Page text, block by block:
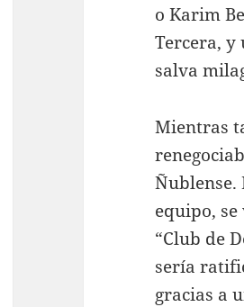
o Karim
Tercera, y
salva
Mientras
Ñublense.
equipo,
“Club de
sería
gracias a